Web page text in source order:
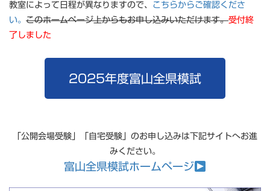
教室によって日程が異なりますので、 こちらからご確認くださ
い。 このホームページ上からもお申し込みいただけます。受付終
了しました
2025年度富山全県模試
「公開会場受験」「自宅受験」のお申し込みは下記サイトへお進
みください。
富山全県模試ホームページ